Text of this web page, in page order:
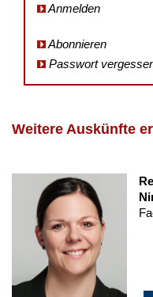
Anmelden
Abonnieren
Passwort
Weitere Auskünfte